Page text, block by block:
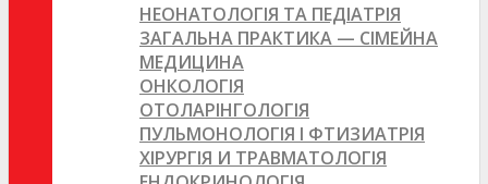
НЕОНАТОЛОГІЯ ТА ПЕДІАТРІЯ
ЗАГАЛЬНА ПРАКТИКА — СІМЕЙНА
МЕДИЦИНА
ОНКОЛОГІЯ
ОТОЛАРІНГОЛОГІЯ
ПУЛЬМОНОЛОГІЯ І ФТИЗИАТРІЯ
ХІРУРГІЯ И ТРАВМАТОЛОГІЯ